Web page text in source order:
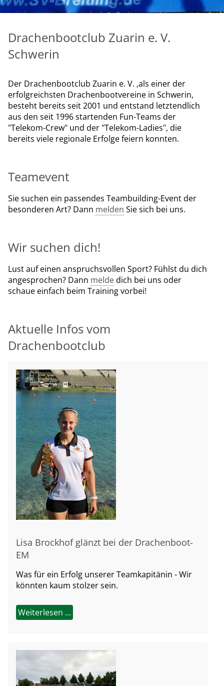
Drachenbootclub Zuarin e. V.
Schwerin
Der Drachenbootclub Zuarin e. V. ,als einer der
erfolgreichsten Drachenbootvereine in Schwerin,
besteht bereits seit 2001 und entstand letztendlich
aus den seit 1996 startenden Fun-Teams der
"Telekom-Crew" und der "Telekom-Ladies", die
bereits viele regionale Erfolge feiern konnten.
Teamevent
Sie suchen ein passendes Teambuilding-Event der
besonderen Art? Dann melden Sie sich bei uns.
Wir suchen dich!
Lust auf einen anspruchsvollen Sport? Fühlst du dich
angesprochen? Dann meldedich bei uns oder
schaue einfach beim Training vorbei!
Aktuelle Infos vom
Drachenbootclub
Lisa Brockhof glänzt bei der Drachenboot-
EM
Was für ein Erfolg unserer Teamkapitänin - Wir
könnten kaum stolzer sein.
Weiterlesen …